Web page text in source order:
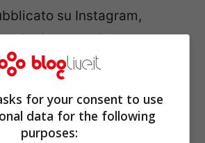
su Instagram,
ustioni al braccio, coperte
re. L’ex concorrente di
il 18 maggio, quando la
ha improvvisamente preso
for your consent to use
data for the following
purposes: